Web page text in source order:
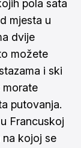
pola sata
mjesta u
dvije
možete
i ski
morate
putovanja.
Francuskoj
kojoj se